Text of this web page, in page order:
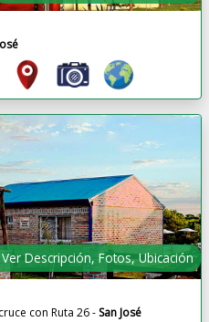
Ver Descripción, Fotos, Ubicación
con Ruta 26 - San José